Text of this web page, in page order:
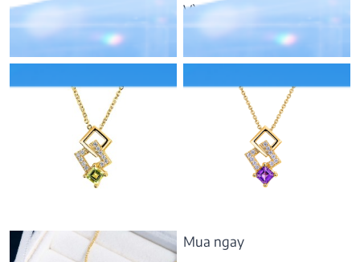
Vàng 10K, đá Amethyst
3.898.000
Mua ngay